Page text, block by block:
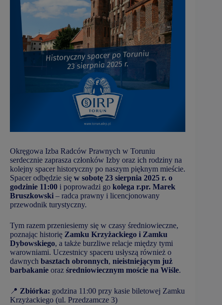
Okręgowa Izba Radców Prawnych w Toruniu
serdecznie zaprasza członków Izby oraz ich rodziny na
kolejny spacer historyczny po naszym pięknym mieście.
Spacer odbędzie się w sobotę 23 sierpnia 2025 r. o
godzinie 11:00 i poprowadzi go kolega r.pr. Marek
Bruszkowski – radca prawny i licencjonowany
przewodnik turystyczny.
Tym razem przeniesiemy się w czasy średniowieczne,
poznając historię Zamku Krzyżackiego i Zamku
Dybowskiego, a także burzliwe relacje między tymi
warowniami. Uczestnicy spaceru usłyszą również o
dawnych basztach obronnych, nieistniejącym już
barbakanie oraz średniowiecznym moście na Wiśle.
📍 Zbiórka: godzina 11:00 przy kasie biletowej Zamku
Krzyżackiego (ul. Przedzamcze 3)